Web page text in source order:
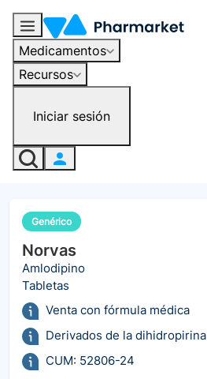
Medicamentos
Recursos
Iniciar sesión
Genérico
Norvas
Amlodipino
Tabletas
Venta con fórmula médica
Derivados de la dihidropirina
CUM: 52806-24